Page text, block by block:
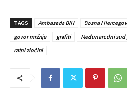
TAGS Ambasada BiH Bosna i
govor mržnje
grafiti Međunarodni sud
ratni zločini